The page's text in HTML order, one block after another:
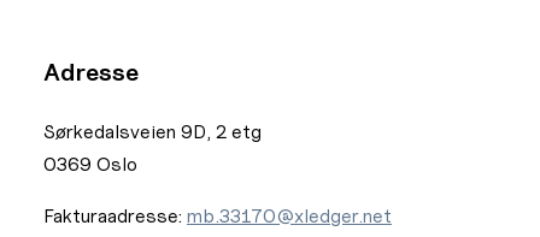
Adresse
Sørkedalsveien 9D, 2 etg
0369 Oslo
Fakturaadresse: mb.33170@xledger.net